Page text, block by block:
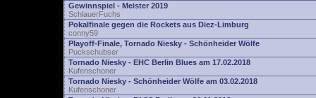
Gewinnspiel - Meister 2019
SchlauerFuchs
Pokalfinale gegen die Rockets aus Diez-Limburg
conny59
Playoff-Finale, Tornado Niesky - Schönheider Wölfe
Puckschubser
Tornado Niesky - EHC Berlin Blues am 17.02.2018
Kufenschoner
Tornado Niesky - Schönheider Wölfe am 03.02.2018
Kufenschoner